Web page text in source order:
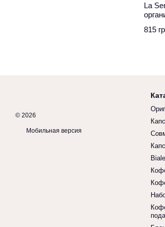
La
815
© 2026
Мобильная версия